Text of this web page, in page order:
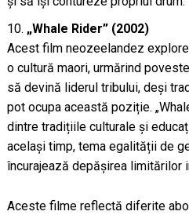
„Whale Rider” (2002)
Acest film neozeelandez
o cultură maori, urmărind
să devină liderul tribului, deși
pot ocupa această poziție.
dintre tradițiile culturale și
același timp, tema egalității de
încurajează depășirea limitărilor
Aceste filme reflectă diferite